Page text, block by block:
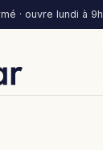
· ouvre lundi à 9h